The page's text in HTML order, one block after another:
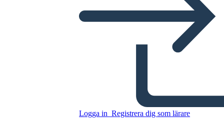
Logga in Registrera dig som lärare